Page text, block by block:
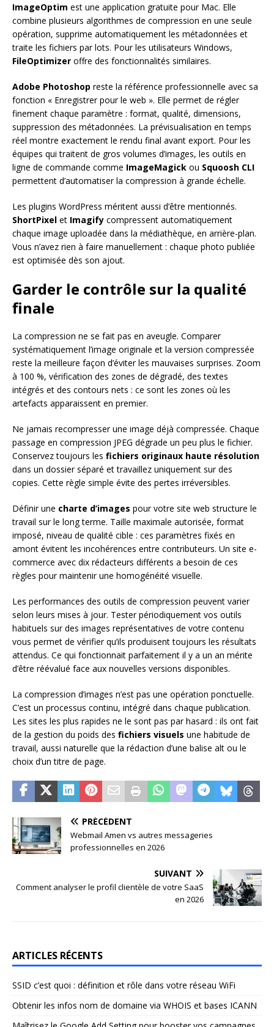
ImageOptim est une application gratuite pour Mac. Elle
combine plusieurs algorithmes de compression en une seule
opération, supprime automatiquement les métadonnées et
traite les fichiers par lots. Pour les utilisateurs Windows,
FileOptimizer offre des fonctionnalités similaires.
Adobe Photoshop reste la référence professionnelle avec sa
fonction « Enregistrer pour le web ». Elle permet de régler
finement chaque paramètre : format, qualité, dimensions,
suppression des métadonnées. La prévisualisation en temps
réel montre exactement le rendu final avant export. Pour les
équipes qui traitent de gros volumes d’images, les outils en
ligne de commande comme ImageMagick ou Squoosh CLI
permettent d’automatiser la compression à grande échelle.
Les plugins WordPress méritent aussi d’être mentionnés.
ShortPixel et Imagify compressent automatiquement
chaque image uploadée dans la médiathèque, en arrière-plan.
Vous n’avez rien à faire manuellement : chaque photo publiée
est optimisée dès son ajout.
Garder le contrôle sur la qualité
finale
La compression ne se fait pas en aveugle. Comparer
systématiquement l’image originale et la version compressée
reste la meilleure façon d’éviter les mauvaises surprises. Zoom
à 100 %, vérification des zones de dégradé, des textes
intégrés et des contours nets : ce sont les zones où les
artefacts apparaissent en premier.
Ne jamais recompresser une image déjà compressée. Chaque
passage en compression JPEG dégrade un peu plus le fichier.
Conservez toujours les fichiers originaux haute résolution
dans un dossier séparé et travaillez uniquement sur des
copies. Cette règle simple évite des pertes irréversibles.
Définir une charte d’images pour votre site web structure le
travail sur le long terme. Taille maximale autorisée, format
imposé, niveau de qualité cible : ces paramètres fixés en
amont évitent les incohérences entre contributeurs. Un site e-
commerce avec dix rédacteurs différents a besoin de ces
règles pour maintenir une homogénéité visuelle.
Les performances des outils de compression peuvent varier
selon leurs mises à jour. Tester périodiquement vos outils
habituels sur des images représentatives de votre contenu
vous permet de vérifier qu’ils produisent toujours les résultats
attendus. Ce qui fonctionnait parfaitement il y a un an mérite
d’être réévalué face aux nouvelles versions disponibles.
La compression d’images n’est pas une opération ponctuelle.
C’est un processus continu, intégré dans chaque publication.
Les sites les plus rapides ne le sont pas par hasard : ils ont fait
de la gestion du poids des fichiers visuels une habitude de
travail, aussi naturelle que la rédaction d’une balise alt ou le
choix d’un titre de page.
PRÉCÉDENT
Webmail Amen vs autres messageries
professionnelles en 2026
SUIVANT
Comment analyser le profil clientèle de votre SaaS
en 2026
ARTICLES RÉCENTS
SSID c’est quoi : définition et rôle dans votre réseau WiFi
Obtenir les infos nom de domaine via WHOIS et bases ICANN